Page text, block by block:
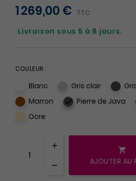
1 269,00 € TTC
Livraison sous 5 à 8 jours.
COULEUR :
Blanc Gris clair
Marron
 Pierre de Java
Ocre

AJOUTER AU